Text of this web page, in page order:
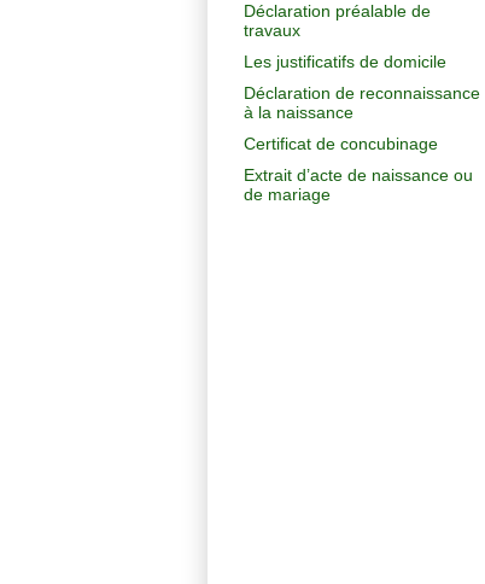
Déclaration préalable de
travaux
Les justificatifs de domicile
Déclaration de reconnaissance
à la naissance
Certificat de concubinage
Extrait d’acte de naissance ou
de mariage